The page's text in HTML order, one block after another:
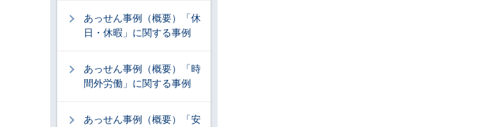
あっせん事例（概要）「休
日・休暇」に関する事例
あっせん事例（概要）「時
間外労働」に関する事例
あっせん事例（概要）「安